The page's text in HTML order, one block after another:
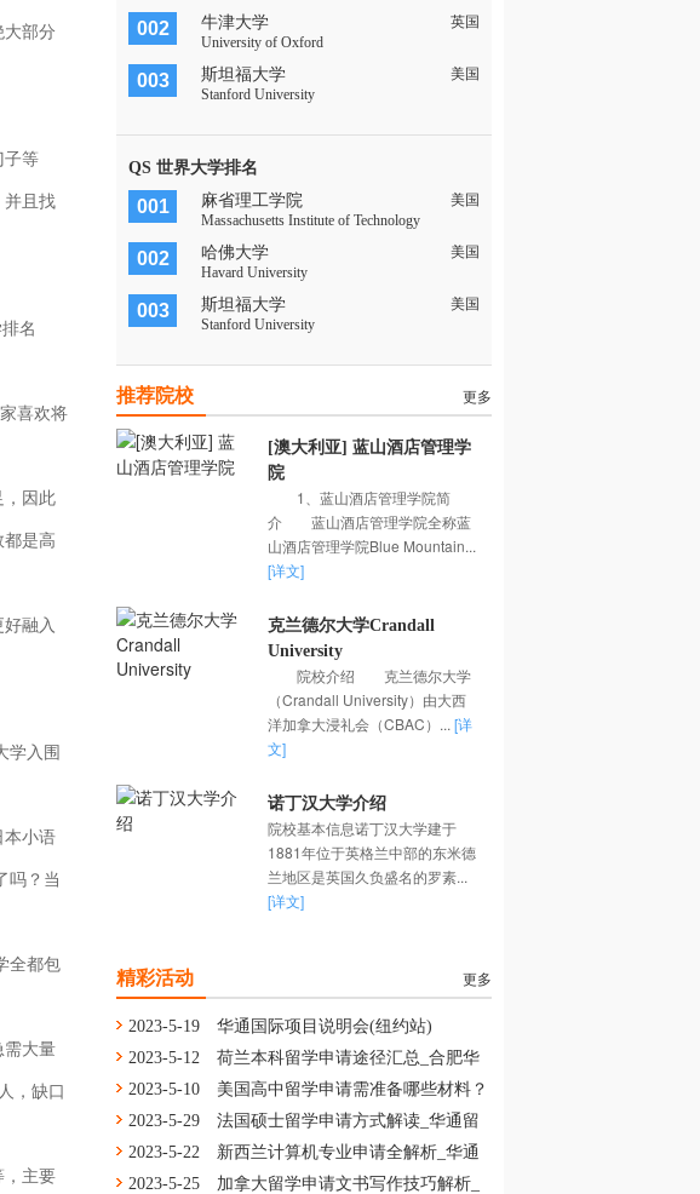
部分
子等
且找
名
喜欢将
因此
是高
融入
学入围
本小语
吗？当
全都包
需大量
，缺口
主要
002 牛津大学
英国
University of Oxford
003 斯坦福大学
美国
Stanford University
QS 世界大学排名
001 麻省理工学院
美国
Massachusetts Institute of Technology
002 哈佛大学
美国
Havard University
003 斯坦福大学
美国
Stanford University
推荐院校 更多
[澳大利亚] 蓝山酒店管理学
院
1、蓝山酒店管理学院简
介 蓝山酒店管理学院全称蓝
山酒店管理学院Blue Mountain...
[详文]
克兰德尔大学Crandall
University
院校介绍 克兰德尔大学
（Crandall University）由大西
洋加拿大浸礼会（CBAC）... [详
文]
诺丁汉大学介绍
院校基本信息诺丁汉大学建于
1881年位于英格兰中部的东米德
兰地区是英国久负盛名的罗素...
[详文]
精彩活动 更多
2023-5-19
华通国际项目说明会(纽约站)
2023-5-12
荷兰本科留学申请途径汇总_合肥华
通留学
2023-5-10
美国高中留学申请需准备哪些材料？
舟山华通留学
2023-5-29
法国硕士留学申请方式解读_华通留
学
2023-5-22
新西兰计算机专业申请全解析_华通
留学
2023-5-25
加拿大留学申请文书写作技巧解析_